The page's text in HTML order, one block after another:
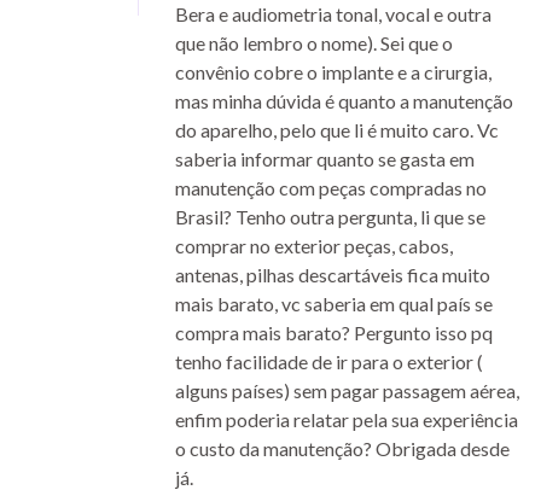
Bera e audiometria tonal, vocal e outra
que não lembro o nome). Sei que o
convênio cobre o implante e a cirurgia,
mas minha dúvida é quanto a manutenção
do aparelho, pelo que li é muito caro. Vc
saberia informar quanto se gasta em
manutenção com peças compradas no
Brasil? Tenho outra pergunta, li que se
comprar no exterior peças, cabos,
antenas, pilhas descartáveis fica muito
mais barato, vc saberia em qual país se
compra mais barato? Pergunto isso pq
tenho facilidade de ir para o exterior (
alguns países) sem pagar passagem aérea,
enfim poderia relatar pela sua experiência
o custo da manutenção? Obrigada desde
já.